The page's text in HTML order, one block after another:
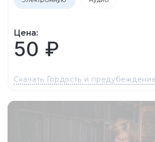
Цена:
50 ₽
Скачать Гордость и